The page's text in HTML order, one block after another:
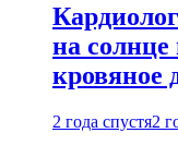
на
кровяное
2 года спустя2